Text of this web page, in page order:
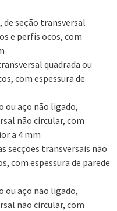
de seção transversal
e perfis ocos, com
quadrada ou
com espessura de
ou aço não ligado,
não circular, com
a 4 mm
secções transversais não
com espessura de parede
ou aço não ligado,
não circular, com